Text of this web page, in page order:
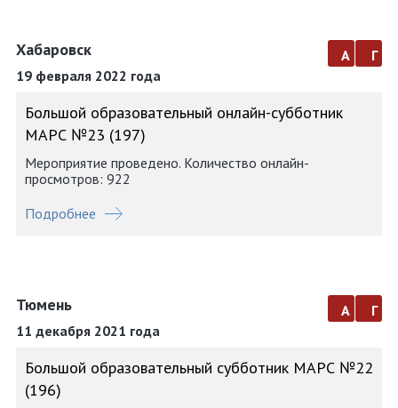
Хабаровск
19 февраля 2022 года
а г
Большой образовательный онлайн-субботник
МАРС №23 (197)
Мероприятие проведено. Количество онлайн-
просмотров: 922
Подробнее
Тюмень
11 декабря 2021 года
а г
Большой образовательный субботник МАРС №22
(196)